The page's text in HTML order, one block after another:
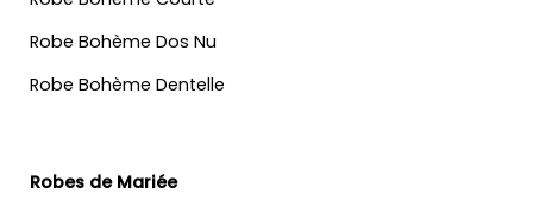
Robe Bohème Dos Nu
Robe Bohème Dentelle
Robes de Mariée